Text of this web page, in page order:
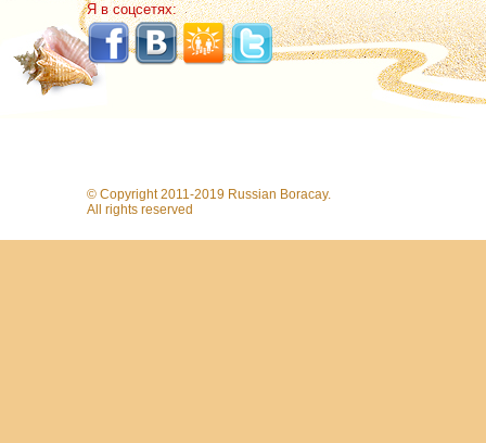
Я в соцсетях:
© Copyright 2011-2019 Russian Boracay.
All rights reserved